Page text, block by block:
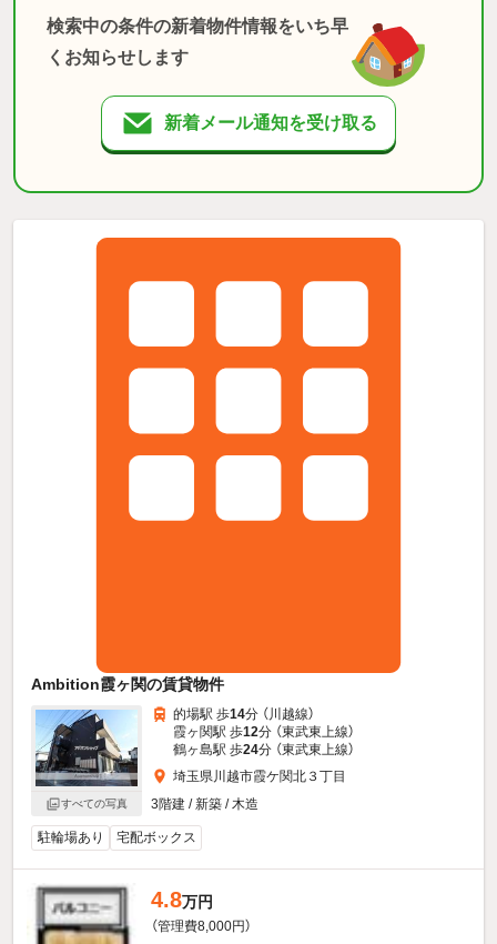
検索中の条件の新着物件情報をいち早
くお知らせします
新着メール通知を受け取る
Ambition霞ヶ関の賃貸物件
すべての写真
的場駅 歩14分 （川越線）
霞ヶ関駅 歩12分 （東武東上線）
鶴ヶ島駅 歩24分 （東武東上線）
埼玉県川越市霞ケ関北３丁目
3階建 / 新築 / 木造
駐輪場あり 宅配ボックス
4.8万円
（管理費8,000円）